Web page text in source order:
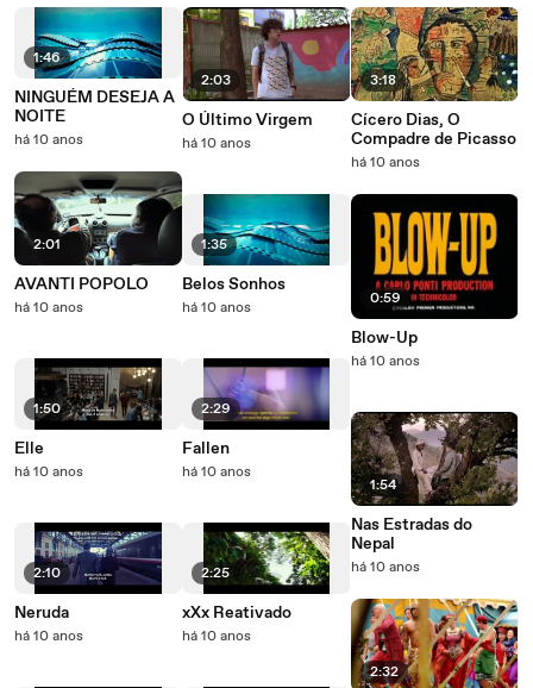
1:46
NINGUÉM DESEJA A
NOITE
há 10 anos
2:01
AVANTI POPOLO
há 10 anos
1:50
Elle
há 10 anos
2:10
Neruda
há 10 anos
2:03
O Último Virgem
há 10 anos
1:35
Belos Sonhos
há 10 anos
2:29
Fallen
há 10 anos
2:25
xXx Reativado
há 10 anos
3:18
Cícero Dias, O
Compadre de Picasso
há 10 anos
0:59
Blow-Up
há 10 anos
1:54
Nas Estradas do
Nepal
há 10 anos
2:32